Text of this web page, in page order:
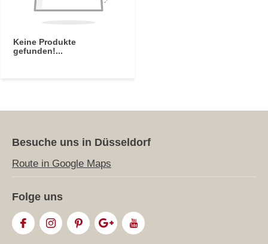
Keine Produkte
gefunden!...
Besuche uns in Düsseldorf
Route in Google Maps
Folge uns